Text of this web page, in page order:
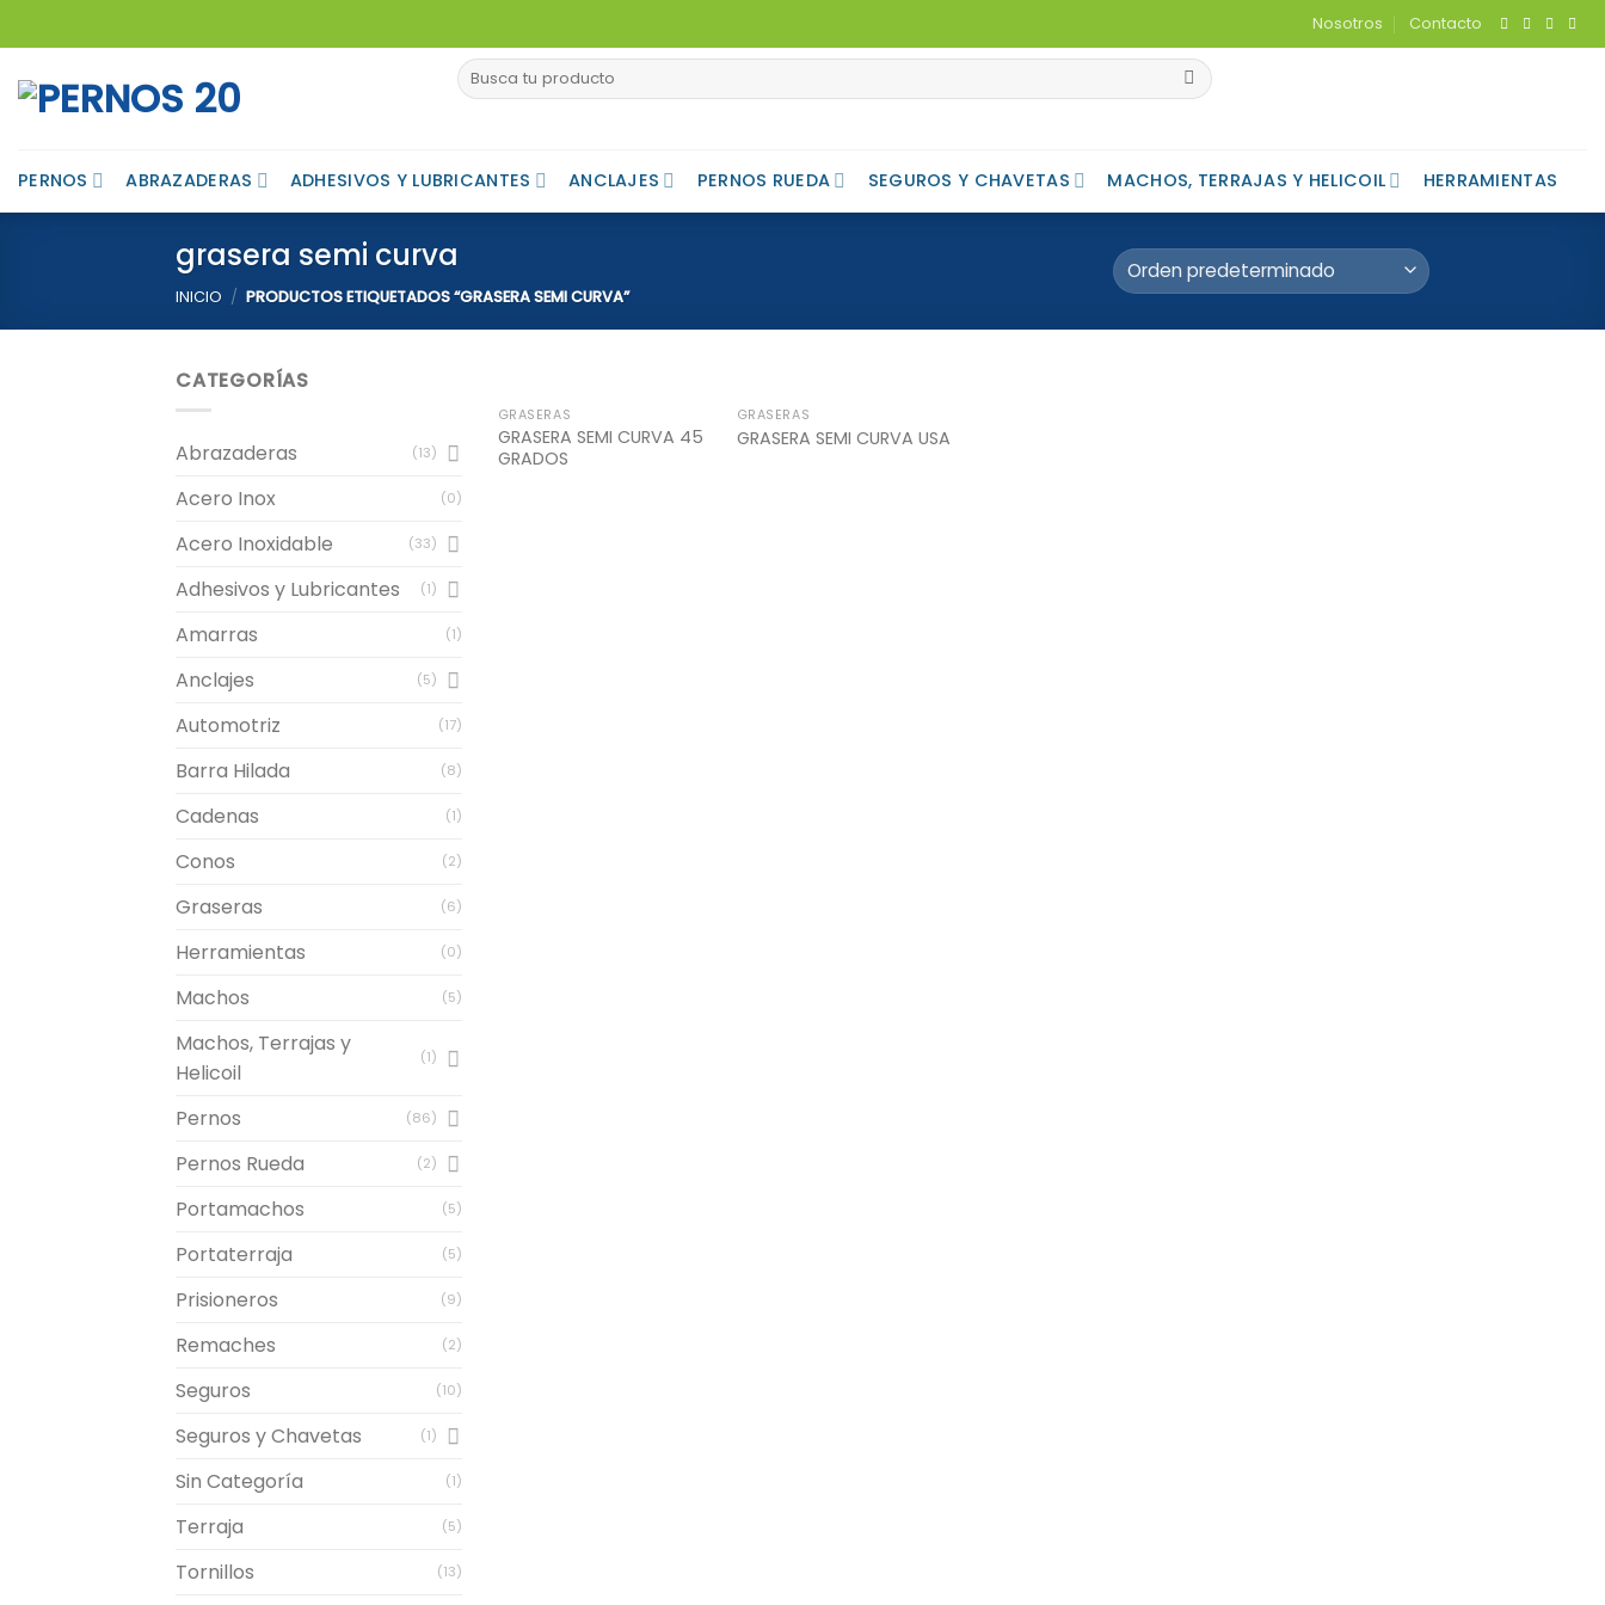
to
content
Nosotros Contacto
Buscar
por:
PERNOS ABRAZADERAS ADHESIVOS Y LUBRICANTES ANCLAJES PERNOS RUEDA SEGUROS Y CHAVETAS MACHOS, TERRAJAS Y HELICOIL HERRAMIENTAS
grasera semi curva
INICIO / PRODUCTOS ETIQUETADOS “GRASERA SEMI CURVA”
CATEGORÍAS
Abrazaderas (13)
Acero Inox (0)
Acero Inoxidable (33)
Adhesivos y Lubricantes (1)
Amarras (1)
Anclajes (5)
Automotriz (17)
Barra Hilada (8)
Cadenas (1)
Conos (2)
Graseras (6)
Herramientas (0)
Machos (5)
Machos, Terrajas y
Helicoil
(1)
Pernos (86)
Pernos Rueda (2)
Portamachos (5)
Portaterraja (5)
Prisioneros (9)
Remaches (2)
Seguros (10)
Seguros y Chavetas (1)
Sin Categoría (1)
Terraja (5)
Tornillos (13)
Add to
Wishlist
GRASERAS
GRASERA SEMI CURVA 45
GRADOS
Add to
Wishlist
GRASERAS
GRASERA SEMI CURVA USA